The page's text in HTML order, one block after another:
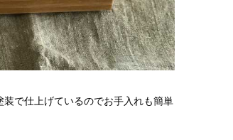
で仕上げているのでお手入れも簡単